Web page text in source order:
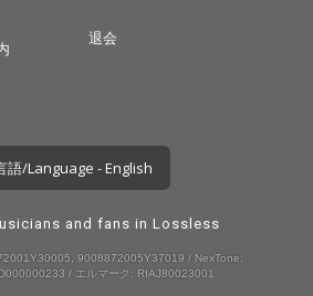
退会
語/Language - English
and fans in Lossless
9008872005Y37019 / NexTone:
/ エルマーク: RIAJ80023001